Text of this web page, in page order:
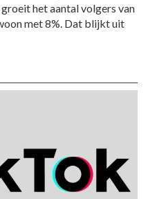
het aantal volgers van
met 8%. Dat blijkt uit